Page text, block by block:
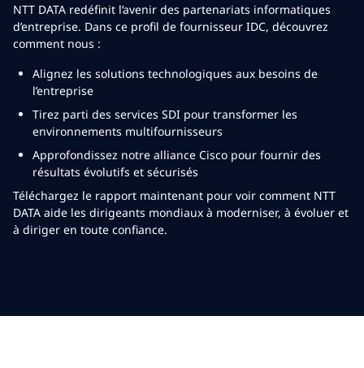
NTT DATA redéfinit l’avenir des partenariats informatiques
d’entreprise. Dans ce profil de fournisseur IDC, découvrez
comment nous :
Alignez les solutions technologiques aux besoins de
l’entreprise
Tirez parti des services SDI pour transformer les
environnements multifournisseurs
Approfondissez notre alliance Cisco pour fournir des
résultats évolutifs et sécurisés
Téléchargez le rapport maintenant pour voir comment NTT
DATA aide les dirigeants mondiaux à moderniser, à évoluer et
à diriger en toute confiance.